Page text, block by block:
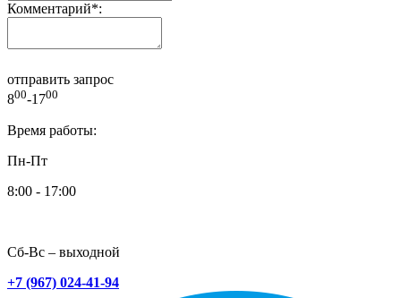
Комментарий*:
отправить запрос
800-1700
Время работы:
Пн-Пт
8:00 - 17:00
Сб-Вс – выходной
+7 (967) 024-41-94